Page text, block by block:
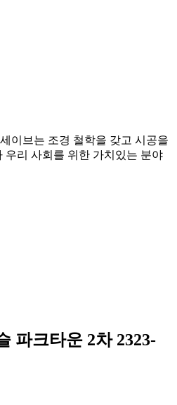
이브는 조경 철학을 갖고 시공을
우리 사회를 위한 가치있는 분야
파크타운 2차 2323-